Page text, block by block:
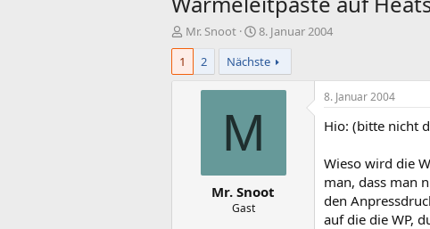
E
r
t
Mr. Snoot
E
r
s
t
e
m
8. Januar 2004
1
2 Nächste
M
Mr. Snoot
Gast
8. Januar 2004
Hio: (bitte nicht
Wieso wird die
man, dass man
den
auf die die WP,